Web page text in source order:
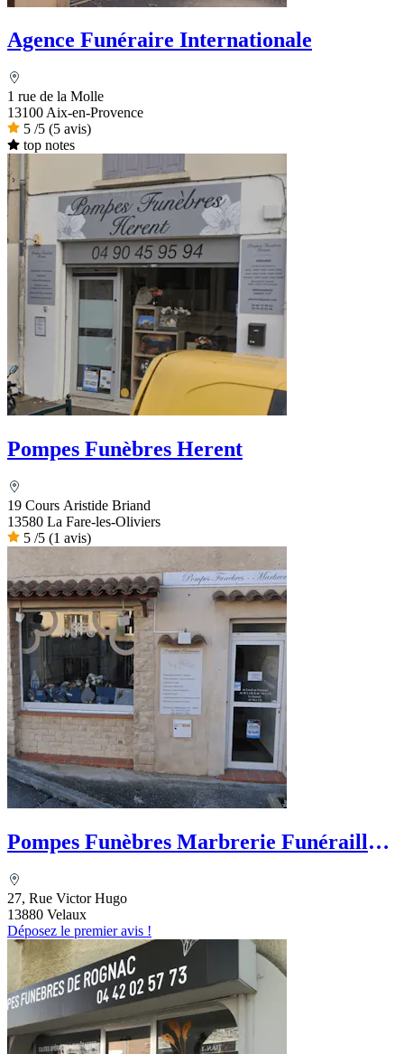
Agence Funéraire Internationale
1 rue de la Molle
13100 Aix-en-Provence
5 /5 (5 avis)
top notes
Pompes Funèbres Herent
19 Cours Aristide Briand
13580 La Fare-les-Oliviers
5 /5 (1 avis)
Pompes Funèbres Marbrerie Funérailles
27, Rue Victor Hugo
13880 Velaux
Déposez le premier avis !